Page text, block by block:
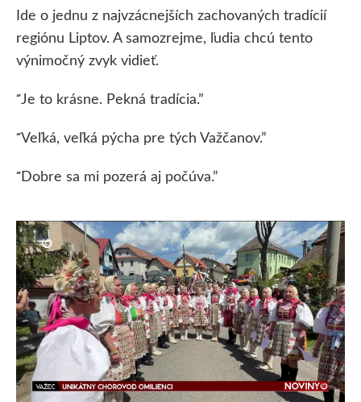
Ide o jednu z najvzácnejších zachovaných tradícií
regiónu Liptov. A samozrejme, ľudia chcú tento
výnimočný zvyk vidieť.
“Je to krásne. Pekná tradícia.”
“Veľká, veľká pýcha pre tých Važčanov.”
“Dobre sa mi pozerá aj počúva.”